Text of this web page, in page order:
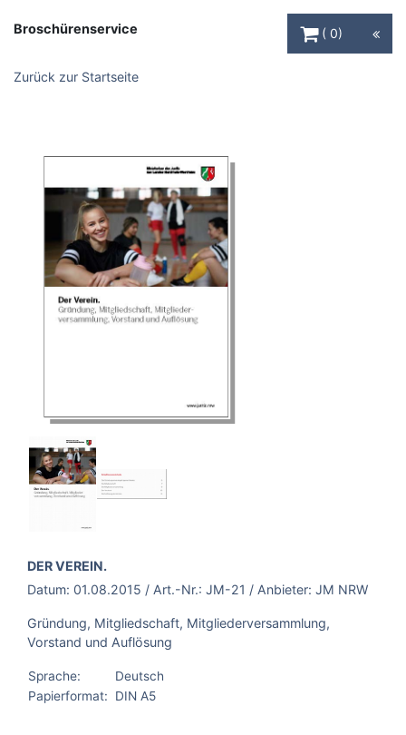
Broschürenservice
0
Zurück zur Startseite
BROSCHÜRE:
DER VEREIN.
Datum: 01.08.2015 / Art.-Nr.: JM-21 / Anbieter: JM NRW
Gründung, Mitgliedschaft, Mitgliederversammlung,
Vorstand und Auflösung
Sprache:
Deutsch
Papierformat:
DIN A5